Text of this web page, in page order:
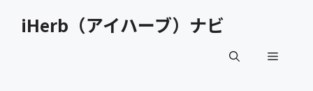
iHerb（アイハーブ）ナビ
メ